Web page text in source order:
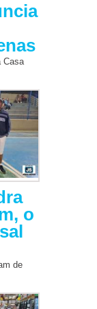
Casa
o
de